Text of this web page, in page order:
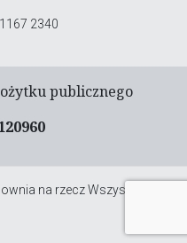
2340
publicznego
na rzecz Wszystkich